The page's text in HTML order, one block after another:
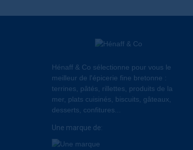
Hénaff & Co sélectionne pour vous le
meilleur de l'épicerie fine bretonne :
terrines, pâtés, rillettes, produits de la
mer, plats cuisinés, biscuits, gâteaux,
desserts, confitures...
Une marque de: